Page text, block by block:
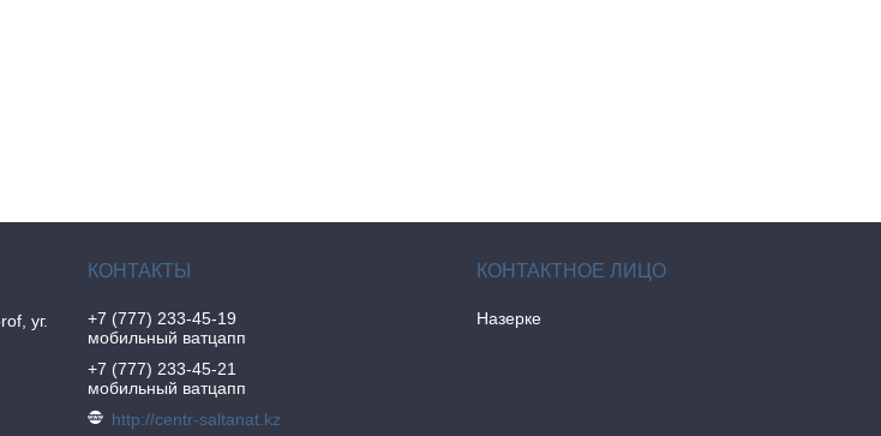
уг.
+7 (777) 233-45-19
мобильный ватцапп
+7 (777) 233-45-21
мобильный ватцапп
http://centr-saltanat.kz
Назерке